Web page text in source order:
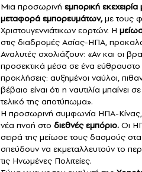
Μια προσωρινή εμπορική
μεταφορά εμπορευμάτων,με τους
Χριστουγεννιάτικων εορτών. Η
στις διαδρομές Ασίας-ΗΠΑ,
Αναλυτές σχολιάζουν: «Αν και οι
προσεκτικά μέσα σε ένα
προκλήσεις: αυξημένοι ναύλοι,
βέβαιο είναι ότι η ναυτιλία
τελικό της αποτύπωμα».
Η προσωρινή συμφωνία ΗΠΑ-
νέα πνοή στο διεθνές εμπόριο. Οι
σειρά της μείωσε τους δασμούς
σπεύδουν να εκμεταλλευτούν το
τις Ηνωμένες Πολιτείες.